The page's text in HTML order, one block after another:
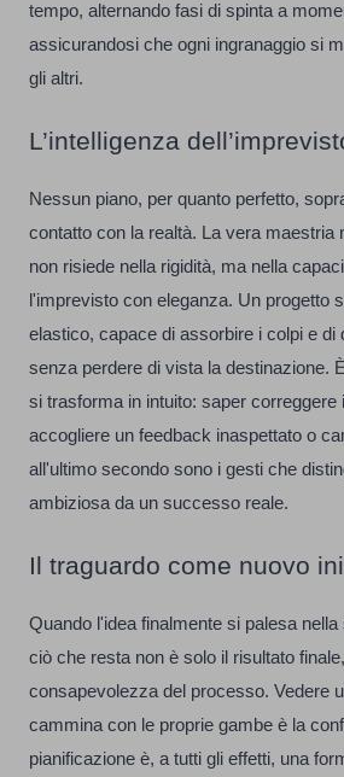
tempo, alternando fasi di spinta a
assicurandosi che ogni ingranaggio si
gli altri.
L’intelligenza
Nessun piano, per quanto perfetto,
contatto con la realtà. La vera maestria
non risiede nella rigidità, ma nella
l'imprevisto con eleganza. Un progetto
elastico, capace di assorbire i colpi e di
senza perdere di vista la destinazione.
si trasforma in intuito: saper correggere
accogliere un feedback inaspettato o
all'ultimo secondo sono i gesti che
ambiziosa da un successo reale.
Il traguardo come nuovo
Quando l'idea finalmente si palesa
ciò che resta non è solo il risultato
consapevolezza del processo. Vedere
cammina con le proprie gambe è la
pianificazione è, a tutti gli effetti, una